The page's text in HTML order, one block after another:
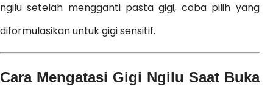
ngilu setelah mengganti pasta gigi, coba pilih yang
diformulasikan untuk gigi sensitif.
Cara Mengatasi Gigi Ngilu Saat Buka